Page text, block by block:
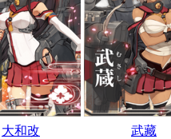
大和改 武藏